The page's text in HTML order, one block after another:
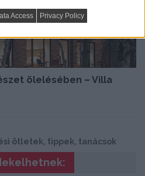
Access Privacy Policy
ölelésében – Villa
ötletek, tippek, tanácsok